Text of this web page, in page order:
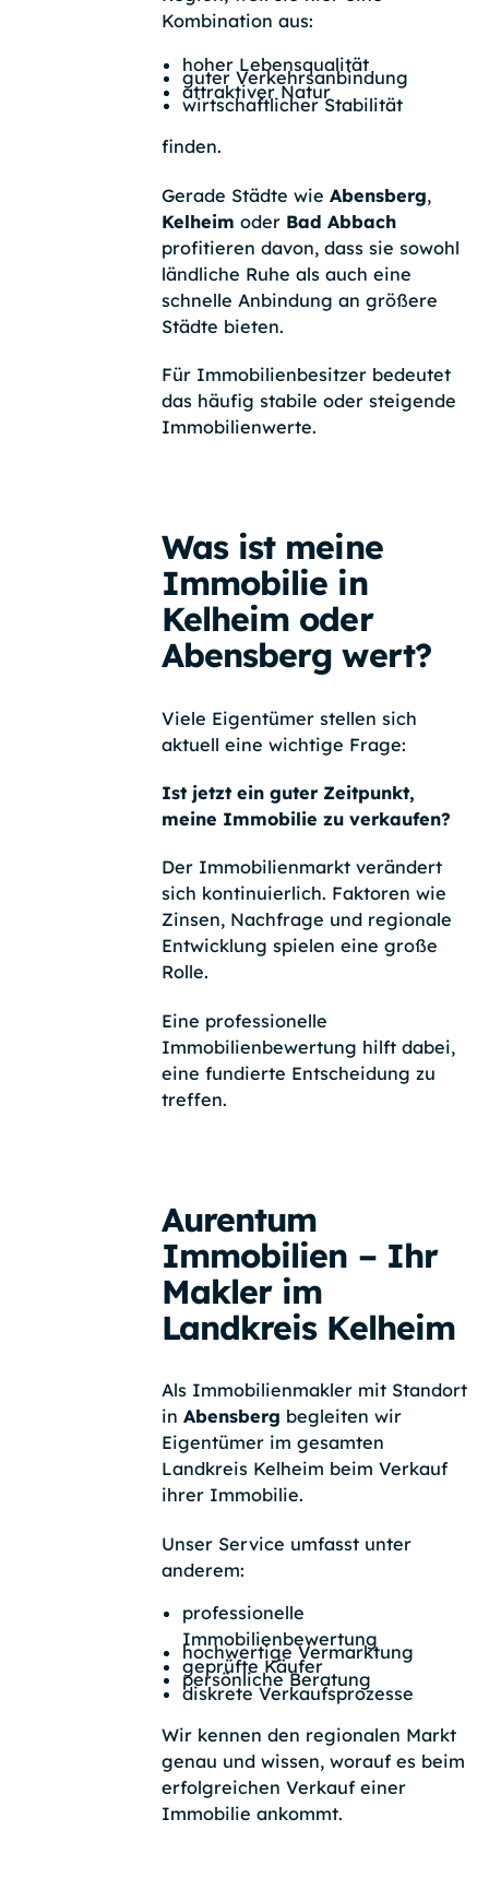
Kombination aus:
hoher Lebensqualität
guter Verkehrsanbindung
attraktiver Natur
wirtschaftlicher Stabilität
finden.
Gerade Städte wie Abensberg,
Kelheim oder Bad Abbach
profitieren davon, dass sie sowohl
ländliche Ruhe als auch eine
schnelle Anbindung an größere
Städte bieten.
Für Immobilienbesitzer bedeutet
das häufig stabile oder steigende
Immobilienwerte.
Was ist meine
Immobilie in
Kelheim oder
Abensberg wert?
Viele Eigentümer stellen sich
aktuell eine wichtige Frage:
Ist jetzt ein guter Zeitpunkt,
meine Immobilie zu verkaufen?
Der Immobilienmarkt verändert
sich kontinuierlich. Faktoren wie
Zinsen, Nachfrage und regionale
Entwicklung spielen eine große
Rolle.
Eine professionelle
Immobilienbewertung hilft dabei,
eine fundierte Entscheidung zu
treffen.
Aurentum
Immobilien – Ihr
Makler im
Landkreis Kelheim
Als Immobilienmakler mit Standort
in Abensberg begleiten wir
Eigentümer im gesamten
Landkreis Kelheim beim Verkauf
ihrer Immobilie.
Unser Service umfasst unter
anderem:
professionelle
Immobilienbewertung
hochwertige Vermarktung
geprüfte Käufer
persönliche Beratung
diskrete Verkaufsprozesse
Wir kennen den regionalen Markt
genau und wissen, worauf es beim
erfolgreichen Verkauf einer
Immobilie ankommt.